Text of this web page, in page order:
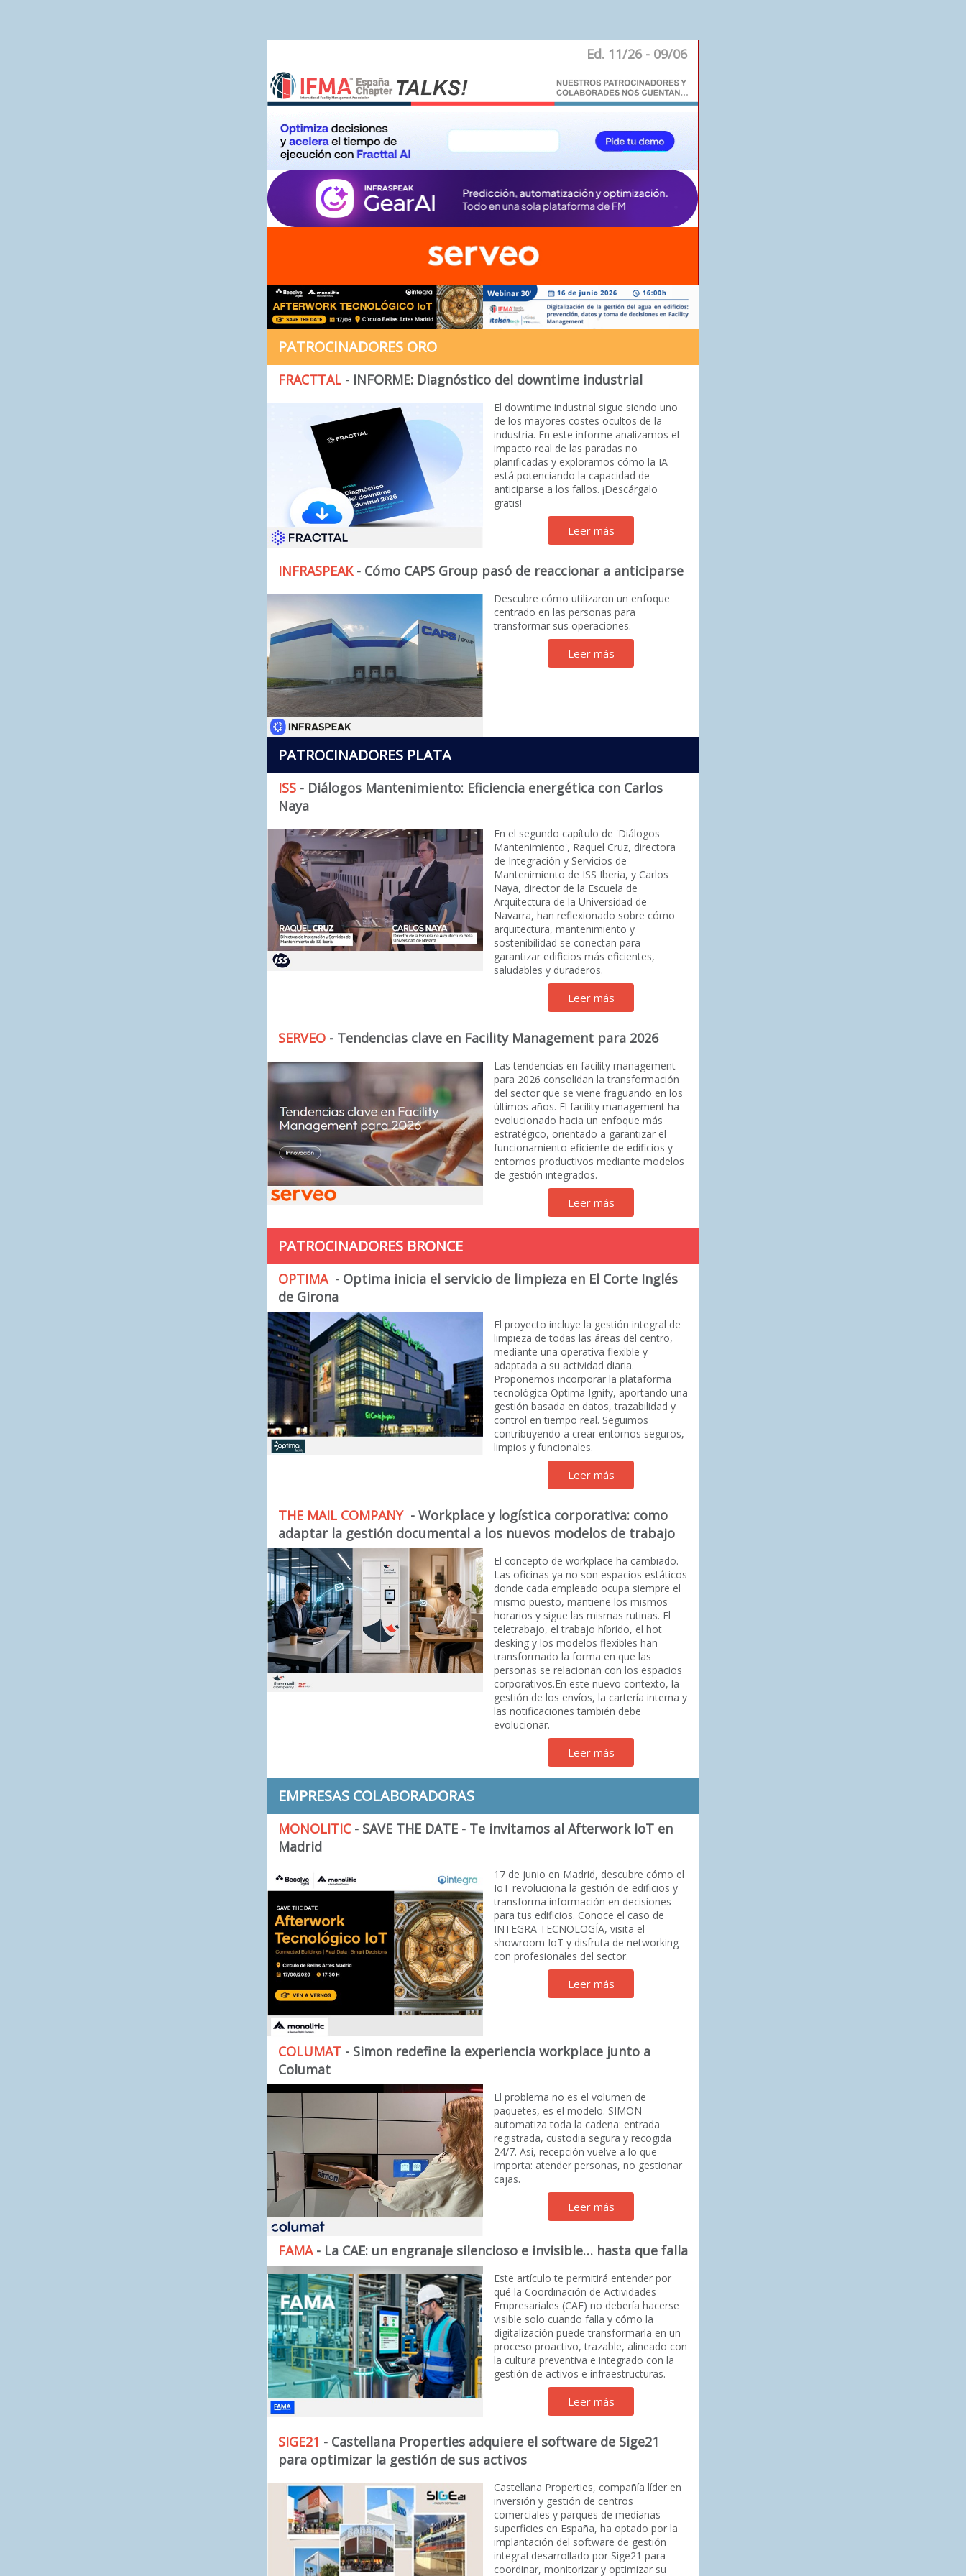
Ed. 11/26 - 09/06
PATROCINADORES ORO
FRACTTAL - INFORME: Diagnóstico del downtime industrial
El downtime industrial sigue siendo uno
de los mayores costes ocultos de la
industria. En este informe analizamos el
impacto real de las paradas no
planificadas y exploramos cómo la IA
está potenciando la capacidad de
anticiparse a los fallos. ¡Descárgalo
gratis!
Leer más
INFRASPEAK - Cómo CAPS Group pasó de reaccionar a anticiparse
Descubre cómo utilizaron un enfoque
centrado en las personas para
transformar sus operaciones.
Leer más
PATROCINADORES PLATA
ISS - Diálogos Mantenimiento: Eficiencia energética con Carlos
Naya
En el segundo capítulo de 'Diálogos
Mantenimiento', Raquel Cruz, directora
de Integración y Servicios de
Mantenimiento de ISS Iberia, y Carlos
Naya, director de la Escuela de
Arquitectura de la Universidad de
Navarra, han reflexionado sobre cómo
arquitectura, mantenimiento y
sostenibilidad se conectan para
garantizar edificios más eficientes,
saludables y duraderos.
Leer más
SERVEO - Tendencias clave en Facility Management para 2026
Las tendencias en facility management
para 2026 consolidan la transformación
del sector que se viene fraguando en los
últimos años. El facility management ha
evolucionado hacia un enfoque más
estratégico, orientado a garantizar el
funcionamiento eficiente de edificios y
entornos productivos mediante modelos
de gestión integrados.
Leer más
PATROCINADORES BRONCE
OPTIMA - Optima inicia el servicio de limpieza en El Corte Inglés
de Girona
El proyecto incluye la gestión integral de
limpieza de todas las áreas del centro,
mediante una operativa flexible y
adaptada a su actividad diaria.
Proponemos incorporar la plataforma
tecnológica Optima Ignify, aportando una
gestión basada en datos, trazabilidad y
control en tiempo real. Seguimos
contribuyendo a crear entornos seguros,
limpios y funcionales.
Leer más
THE MAIL COMPANY - Workplace y logística corporativa: como
adaptar la gestión documental a los nuevos modelos de trabajo
El concepto de workplace ha cambiado.
Las oficinas ya no son espacios estáticos
donde cada empleado ocupa siempre el
mismo puesto, mantiene los mismos
horarios y sigue las mismas rutinas. El
teletrabajo, el trabajo híbrido, el hot
desking y los modelos flexibles han
transformado la forma en que las
personas se relacionan con los espacios
corporativos.En este nuevo contexto, la
gestión de los envíos, la cartería interna y
las notificaciones también debe
evolucionar.
Leer más
EMPRESAS COLABORADORAS
MONOLITIC - SAVE THE DATE - Te invitamos al Afterwork IoT en
Madrid
17 de junio en Madrid, descubre cómo el
IoT revoluciona la gestión de edificios y
transforma información en decisiones
para tus edificios. Conoce el caso de
INTEGRA TECNOLOGÍA, visita el
showroom IoT y disfruta de networking
con profesionales del sector.
Leer más
COLUMAT - Simon redefine la experiencia workplace junto a
Columat
El problema no es el volumen de
paquetes, es el modelo. SIMON
automatiza toda la cadena: entrada
registrada, custodia segura y recogida
24/7. Así, recepción vuelve a lo que
importa: atender personas, no gestionar
cajas.
Leer más
FAMA - La CAE: un engranaje silencioso e invisible… hasta que falla
Este artículo te permitirá entender por
qué la Coordinación de Actividades
Empresariales (CAE) no debería hacerse
visible solo cuando falla y cómo la
digitalización puede transformarla en un
proceso proactivo, trazable, alineado con
la cultura preventiva e integrado con la
gestión de activos e infraestructuras.
Leer más
SIGE21 - Castellana Properties adquiere el software de Sige21
para optimizar la gestión de sus activos
Castellana Properties, compañía líder en
inversión y gestión de centros
comerciales y parques de medianas
superficies en España, ha optado por la
implantación del software de gestión
integral desarrollado por Sige21 para
coordinar, monitorizar y optimizar su